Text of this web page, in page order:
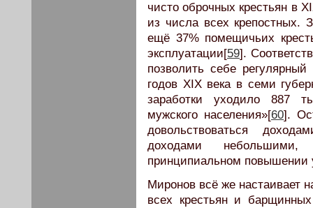
чисто оброчных крестьян в
из числа всех крепостных.
ещё 37% помещичьих
эксплуатации[59].
позволить себе
годов XIX века в семи
заработки уходило 887
мужского населения»[60].
довольствоваться
доходами
принципиальном повышении
Миронов всё же настаивает
всех крестьян и